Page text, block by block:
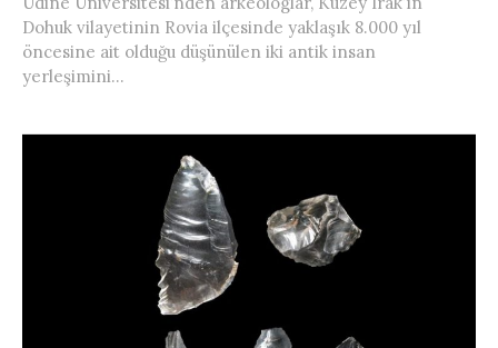
Dohuk vilayetinin Rovia ilçesinde yaklaşık 8.000 yıl
öncesine ait olduğu düşünülen iki antik insan
yerleşimini...